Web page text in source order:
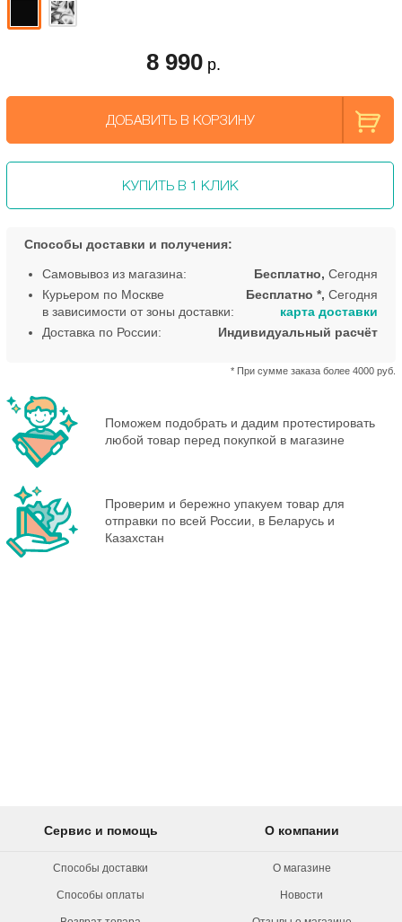
8 990р.
ДОБАВИТЬ В КОРЗИНУ
КУПИТЬ В 1 КЛИК
Способы доставки и получения:
Самовывоз из магазина: Бесплатно, Сегодня
Курьером по Москве
в зависимости от зоны доставки:
Бесплатно *, Сегодня
* При сумме заказа более 4000 руб.
карта доставки
Доставка по России:
Индивидуальный расчёт
Поможем подобрать и дадим протестировать
любой товар перед покупкой в магазине
Проверим и бережно упакуем товар для
отправки по всей России, в Беларусь и
Казахстан
Сервис и помощь
Способы доставки
Способы оплаты
О компании
О магазине
Новости